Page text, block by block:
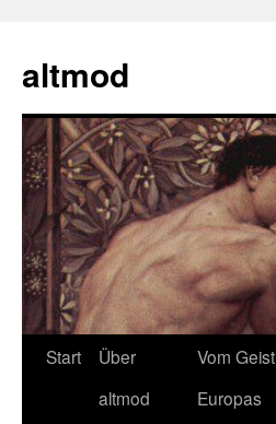
springen
altmod
Start
Über
altmod
Vom Geist
Europas